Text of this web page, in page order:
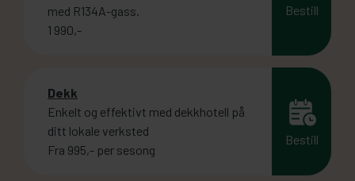
med R134A-gass.
1 990,-
Bestill
Dekk
Enkelt og effektivt med dekkhotell på
ditt lokale verksted
Fra 995,- per sesong
Bestill